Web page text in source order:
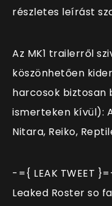
részletes leírást
Az MK1 trailerről
köszönhetően
harcosok biztosan
ismerteken kívül):
Nitara, Reiko,
-={ LEAK TWEET
Leaked Roster so